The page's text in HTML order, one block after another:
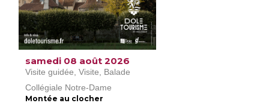
samedi 08 août 2026
Visite guidée, Visite, Balade
Collégiale Notre-Dame
Montée au clocher